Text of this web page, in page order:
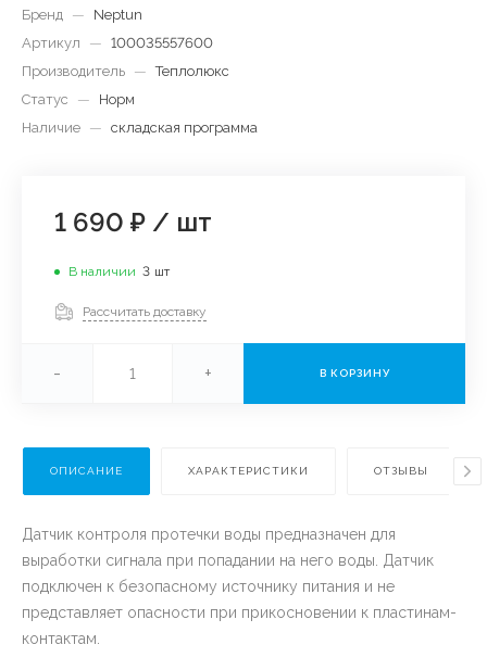
Бренд —
Neptun
Артикул
— 100035557600
Производитель — Теплолюкс
Статус
—
Норм
Наличие — складская программа
1 690 ₽ / шт
В наличии 3 шт
Рассчитать доставку
- + В КОРЗИНУ
ОПИСАНИЕ ХАРАКТЕРИСТИКИ ОТЗЫВЫ
Датчик контроля протечки воды предназначен для
выработки сигнала при попадании на него воды. Датчик
подключен к безопасному источнику питания и не
представляет опасности при прикосновении к пластинам-
контактам.